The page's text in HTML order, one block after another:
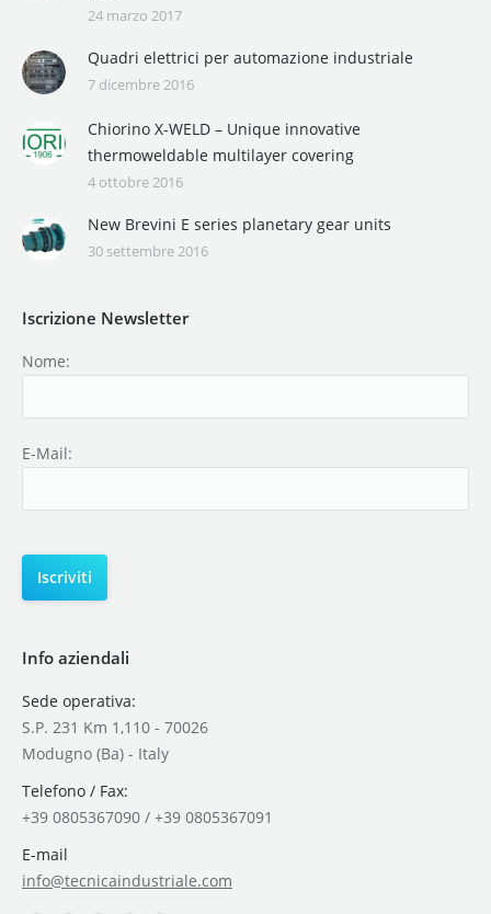
24 marzo 2017
Quadri elettrici per automazione industriale
7 dicembre 2016
Chiorino X-WELD – Unique innovative
thermoweldable multilayer covering
4 ottobre 2016
New Brevini E series planetary gear units
30 settembre 2016
Iscrizione Newsletter
Nome:
E-Mail:
Info aziendali
Sede operativa:
S.P. 231 Km 1,110 - 70026
Modugno (Ba) - Italy
Telefono / Fax:
+39 0805367090 / +39 0805367091
E-mail
info@tecnicaindustriale.com